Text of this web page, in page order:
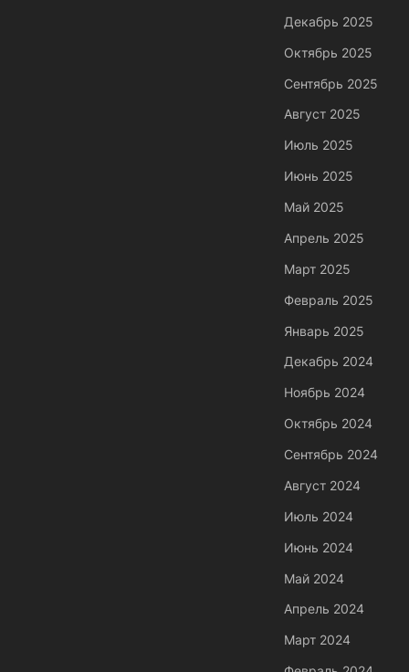
Декабрь 2025
Октябрь 2025
Сентябрь 2025
Август 2025
Июль 2025
Июнь 2025
Май 2025
Апрель 2025
Март 2025
Февраль 2025
Январь 2025
Декабрь 2024
Ноябрь 2024
Октябрь 2024
Сентябрь 2024
Август 2024
Июль 2024
Июнь 2024
Май 2024
Апрель 2024
Март 2024